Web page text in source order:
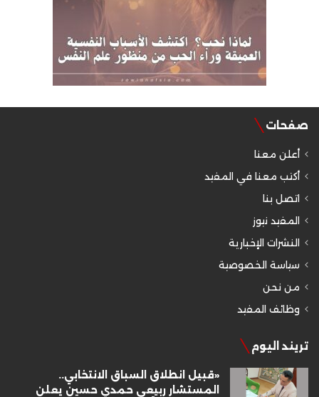
صفحات
أعلن معنا
أكتب معنا في المفيد
اتصل بنا
المفيد نيوز
النشرات الإخبارية
سياسة الخصوصية
من نحن
وظائف المفيد
تريند اليوم
«قبيل انطلاق السباق الانتخابي..
المستشار ربيعي حمدي حسين يعلن